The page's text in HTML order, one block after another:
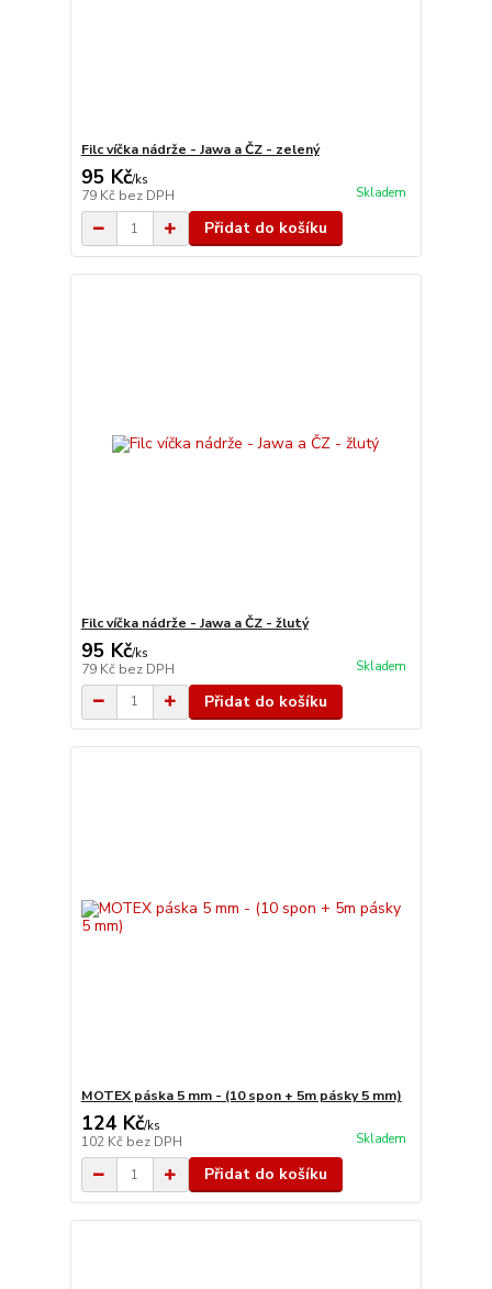
Filc víčka nádrže - Jawa a ČZ - zelený
95 Kč/ks
79 Kč bez DPH Skladem
Přidat do košíku
Filc víčka nádrže - Jawa a ČZ - žlutý
95 Kč/ks
79 Kč bez DPH Skladem
Přidat do košíku
MOTEX páska 5 mm - (10 spon + 5m pásky 5 mm)
124 Kč/ks
102 Kč bez DPH Skladem
Přidat do košíku